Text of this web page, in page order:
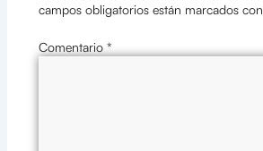
campos obligatorios están marcados con
Comentario *